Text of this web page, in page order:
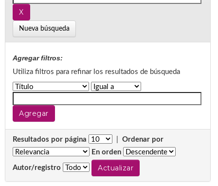
Nueva búsqueda
Agregar filtros:
Utiliza filtros para refinar los resultados de búsqueda
Resultados por página
Ordenar por
En orden
Autor/registro